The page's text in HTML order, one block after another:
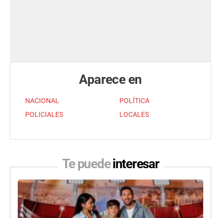
Aparece en
NACIONAL
POLICIALES
POLÍTICA
LOCALES
Te puedeinteresar